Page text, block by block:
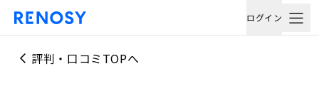
ログイン
評判・口コミTOPへ